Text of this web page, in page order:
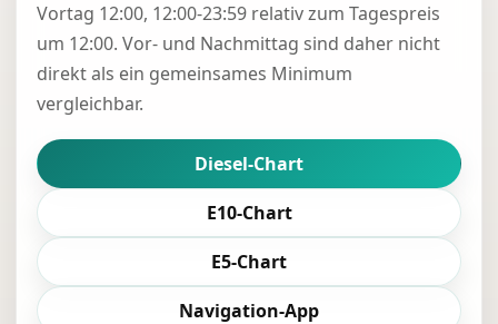
Vortag 12:00, 12:00-23:59 relativ zum Tagespreis
um 12:00. Vor- und Nachmittag sind daher nicht
direkt als ein gemeinsames Minimum
vergleichbar.
Diesel-Chart
E10-Chart
E5-Chart
Navigation-App